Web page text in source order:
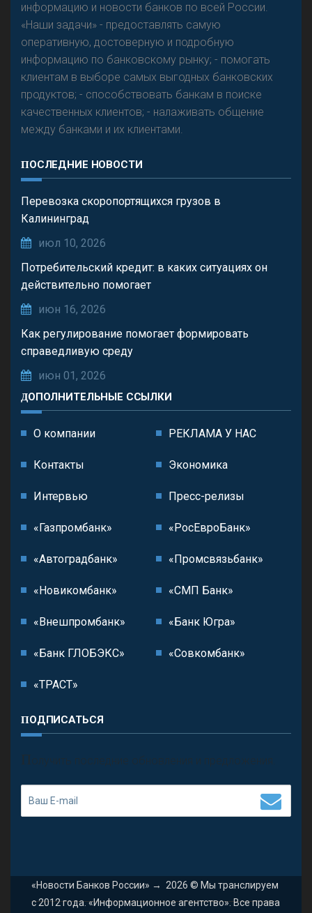
предвидится - «Интервью»
информацию и новости банков по всей России.
«Наши задачи» - предоставлять самую
оперативную, достоверную и подробную
информацию по банковскому рынку; - помогать
клиентам в выборе самых выгодных банковских
продуктов; - способствовать банкам в поиске
качественных клиентов; - налаживать общение
между банками и их клиентами.
ПОСЛЕДНИЕ НОВОСТИ
Перевозка скоропортящихся грузов в
Калининград
июл 10, 2026
Потребительский кредит: в каких ситуациях он
действительно помогает
июн 16, 2026
Как регулирование помогает формировать
справедливую среду
июн 01, 2026
ДОПОЛНИТЕЛЬНЫЕ ССЫЛКИ
О компании РЕКЛАМА У НАС
Контакты Экономика
Интервью Пресс-релизы
«Газпромбанк» «РосЕвроБанк»
«Автоградбанк» «Промсвязьбанк»
«Новикомбанк» «СМП Банк»
«Внешпромбанк» «Банк Югра»
«Банк ГЛОБЭКС» «Совкомбанк»
«ТРАСТ»
ПОДПИСАТЬСЯ
П олучить последние обновления и предложения.
«Новости Банков России» → 2026 © Мы транслируем
с 2012 года. «Информационное агентство». Все права